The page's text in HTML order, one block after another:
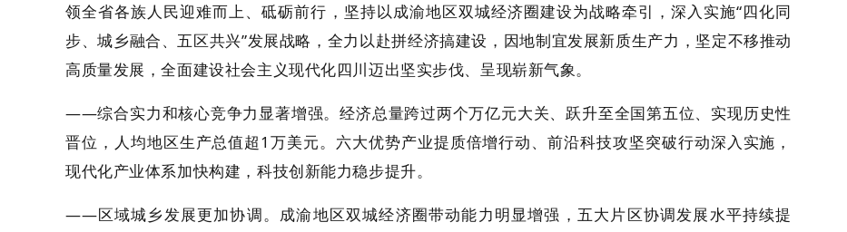
领全省各族人民迎难而上、砥砺前行，坚持以成渝地区双城经济圈建设为战略牵引，深入实施“四化同
步、城乡融合、五区共兴”发展战略，全力以赴拼经济搞建设，因地制宜发展新质生产力，坚定不移推动
高质量发展，全面建设社会主义现代化四川迈出坚实步伐、呈现崭新气象。
——综合实力和核心竞争力显著增强。经济总量跨过两个万亿元大关、跃升至全国第五位、实现历史性
晋位，人均地区生产总值超1万美元。六大优势产业提质倍增行动、前沿科技攻坚突破行动深入实施，
现代化产业体系加快构建，科技创新能力稳步提升。
——区域城乡发展更加协调。成渝地区双城经济圈带动能力明显增强，五大片区协调发展水平持续提